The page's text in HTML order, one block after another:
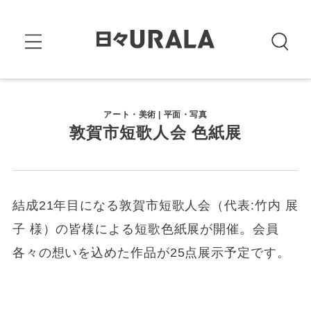
アート・美術 | 平面・写真
敦賀市短歌人会 色紙展
結成21年目になる敦賀市短歌人会（代表:竹内 展
子 様）の皆様による短歌色紙展が開催。会員
各々の想いを込めた作品が25点展示予定です。